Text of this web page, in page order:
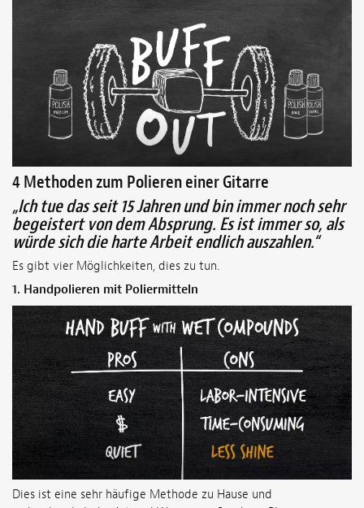
4 Methoden zum Polieren einer Gitarre
„Ich tue das seit 15 Jahren und bin immer noch sehr
begeistert von dem Absprung. Es ist immer so, als
würde sich die harte Arbeit endlich auszahlen.“
Es gibt vier Möglichkeiten, dies zu tun.
1. Handpolieren mit Poliermitteln
Dies ist eine sehr häufige Methode zu Hause und